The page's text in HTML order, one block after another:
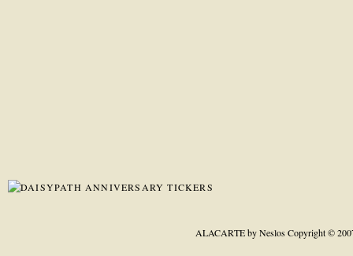
ALACARTE by NeslosCopyright ©